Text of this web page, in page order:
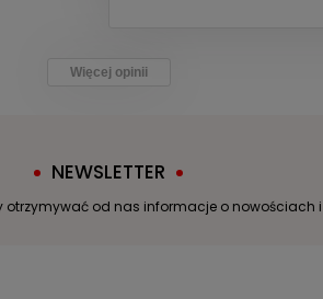
Więcej opinii
NEWSLETTER
otrzymywać od nas informacje o nowościach